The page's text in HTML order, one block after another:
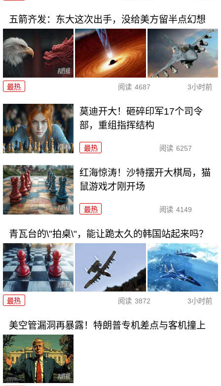
五箭齐发：东大这次出手，没给美方留半点幻想
最热 阅读 4687 3小时前
莫迪开大！砸碎印军17个司令
部，重组指挥结构
最热 阅读 6257
红海惊涛！沙特摆开大棋局，猫
鼠游戏才刚开场
最热 阅读 4149
青瓦台的\"拍桌\"，能让跪太久的韩国站起来吗？
最热 阅读 3872 3小时前
美空管漏洞再暴露！特朗普专机差点与客机撞上